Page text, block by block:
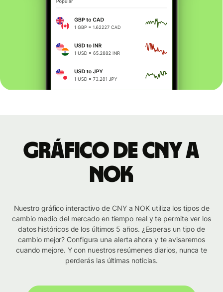
Gráfico de CNY a
NOK
Nuestro gráfico interactivo de CNY a NOK utiliza los tipos de
cambio medio del mercado en tiempo real y te permite ver los
datos históricos de los últimos 5 años. ¿Esperas un tipo de
cambio mejor? Configura una alerta ahora y te avisaremos
cuando mejore. Y con nuestros resúmenes diarios, nunca te
perderás las últimas noticias.